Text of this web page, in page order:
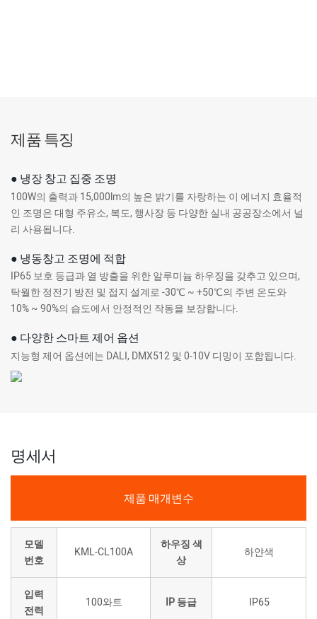
제품 특징
● 냉장 창고 집중 조명
100W의 출력과 15,000lm의 높은 밝기를 자랑하는 이 에너지 효율적
인 조명은 대형 주유소, 복도, 행사장 등 다양한 실내 공공장소에서 널
리 사용됩니다.
● 냉동창고 조명에 적합
IP65 보호 등급과 열 방출을 위한 알루미늄 하우징을 갖추고 있으며,
탁월한 정전기 방전 및 접지 설계로 -30℃ ~ +50℃의 주변 온도와
10% ~ 90%의 습도에서 안정적인 작동을 보장합니다.
● 다양한 스마트 제어 옵션
지능형 제어 옵션에는 DALI, DMX512 및 0-10V 디밍이 포함됩니다.
명세서
제품 매개변수
모델
번호
KML-CL100A
하우징 색
상
하얀색
입력
전력
100와트 IP 등급 IP65